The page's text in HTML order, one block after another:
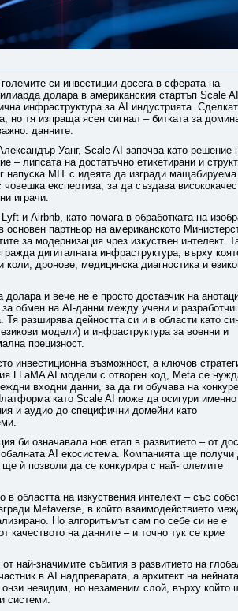
си инвестиции досега в сферата на
долара в американския стартъп Scale
инфраструктура за AI индустрията.
тя изпраща ясен сигнал – битката за
данните.
Уанг, Scale AI започва като решение
липсата на достатъчно етикетирани и
напуска MIT с идеята да изгради мащабируема
експертиза, за да създава
играчи.
и Airbnb, като помага в обработката на
партньор на американското
за модернизация чрез изкуствен интелект.
дигиталната инфраструктура, върху
коли, дронове, медицинска диагностика и
и вече не е просто доставчик на
обмен на AI-данни между учени и
Тя разширява дейността си и в области като
модели) и инфраструктура за военни и
прецизност.
инвестиционна възможност, а ключов
LLaMA AI модели с отворен код, Meta се
входни данни, за да ги обучава на
като Scale AI може да осигури именно
и аудио до специфични домейни като
би означавала нов етап в развитието – от
AI екосистема. Компанията ще получи
ѝ позволи да се конкурира с най-големите
областта на изкуствения интелект – със
Metaverse, в който взаимодействието
Но алгоритъмът сам по себе си не е
качеството на данните – и точно тук се крие
най-значимите събития в развитието на
в AI надпреварата, а архитект на нейната
невидим, но незаменим слой, върху който
системи.